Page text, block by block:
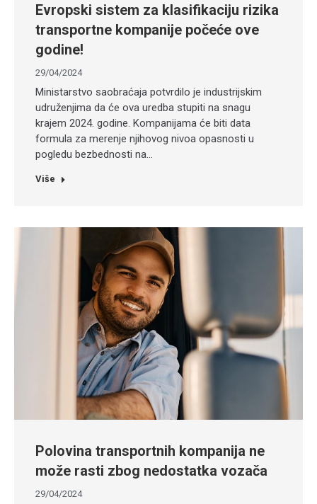
Evropski sistem za klasifikaciju rizika
transportne kompanije počeće ove
godine!
29/04/2024
Ministarstvo saobraćaja potvrdilo je industrijskim
udruženjima da će ova uredba stupiti na snagu
krajem 2024. godine. Kompanijama će biti data
formula za merenje njihovog nivoa opasnosti u
pogledu bezbednosti na…
Više
Polovina transportnih kompanija ne
može rasti zbog nedostatka vozača
29/04/2024